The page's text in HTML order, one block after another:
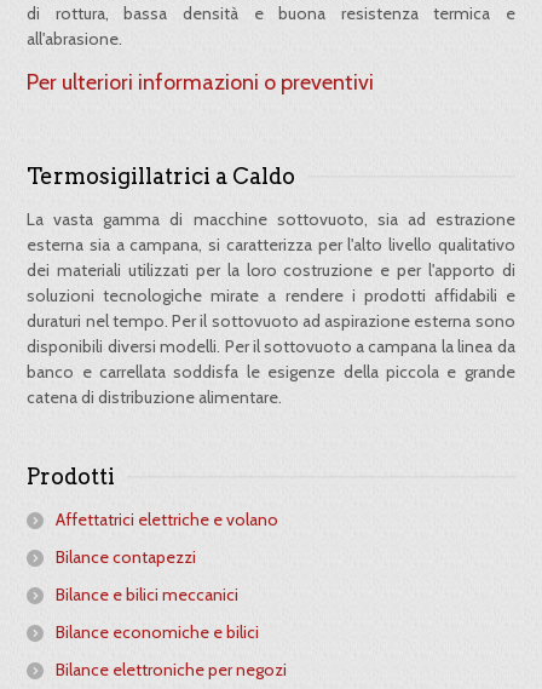
di rottura, bassa densità e buona resistenza termica e
all'abrasione.
Per ulteriori informazioni o preventivi
Termosigillatrici a Caldo
La vasta gamma di macchine sottovuoto, sia ad estrazione
esterna sia a campana, si caratterizza per l'alto livello qualitativo
dei materiali utilizzati per la loro costruzione e per l'apporto di
soluzioni tecnologiche mirate a rendere i prodotti affidabili e
duraturi nel tempo. Per il sottovuoto ad aspirazione esterna sono
disponibili diversi modelli. Per il sottovuoto a campana la linea da
banco e carrellata soddisfa le esigenze della piccola e grande
catena di distribuzione alimentare.
Prodotti
Affettatrici elettriche e volano
Bilance contapezzi
Bilance e bilici meccanici
Bilance economiche e bilici
Bilance elettroniche per negozi